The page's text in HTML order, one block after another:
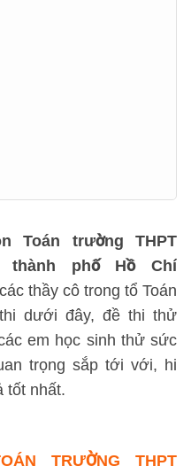
Toán trường THPT
thành phố Hồ Chí
thầy cô trong tổ Toán
dưới đây, đề thi thử
em học sinh thử sức
trọng sắp tới với, hi
tốt nhất.
TRƯỜNG THPT